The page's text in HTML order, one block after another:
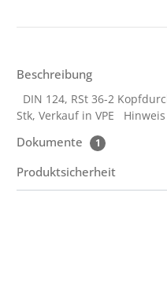
Beschreibung
DIN 124, RSt 36-2
Stk, Verkauf in VPE
Dokumente 1
Produktsicherheit